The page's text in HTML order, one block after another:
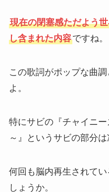
現在の閉塞感ただよう
し含まれた内容ですね。
この歌詞がポップな曲
よ。
特にサビの『チャイニ
～』というサビの部分
何回も脳内再生されて
しょうか。